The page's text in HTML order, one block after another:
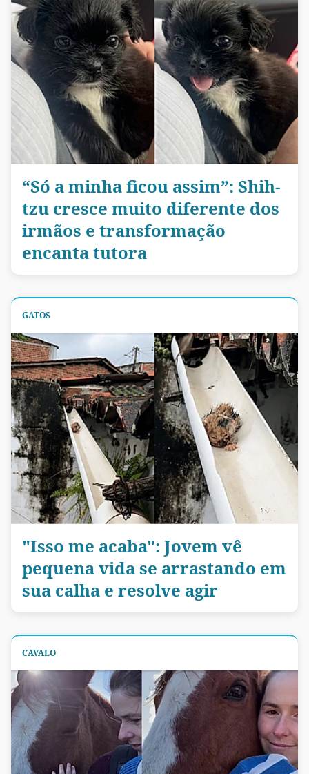
“Só a minha ficou assim”: Shih-
tzu cresce muito diferente dos
irmãos e transformação
encanta tutora
GATOS
"Isso me acaba": Jovem vê
pequena vida se arrastando em
sua calha e resolve agir
CAVALO